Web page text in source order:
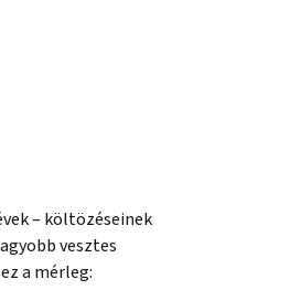
– költözéseinek
vesztes
a mérleg: